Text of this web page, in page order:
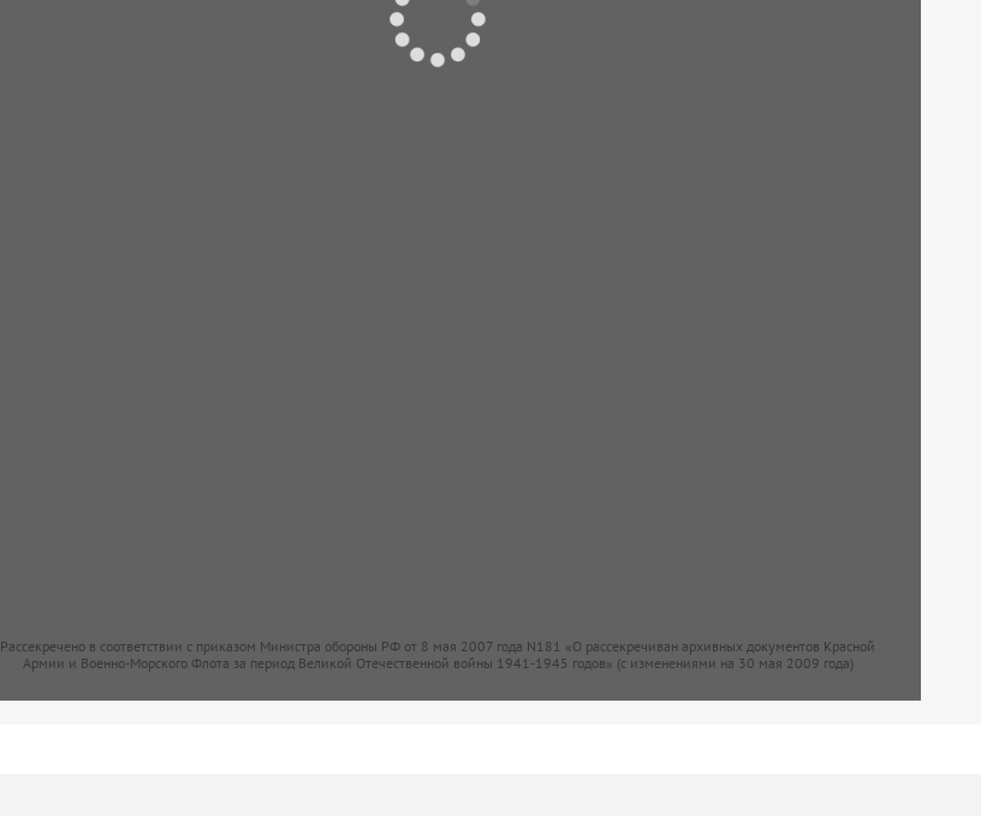
Рассекречено в соответствии с приказом Министра обороны РФ от 8 мая 2007 года N181 «О рассекречиван архивных документов Красной
Армии и Военно-Морского Флота за период Великой Отечественной войны 1941-1945 годов» (с изменениями на 30 мая 2009 года)